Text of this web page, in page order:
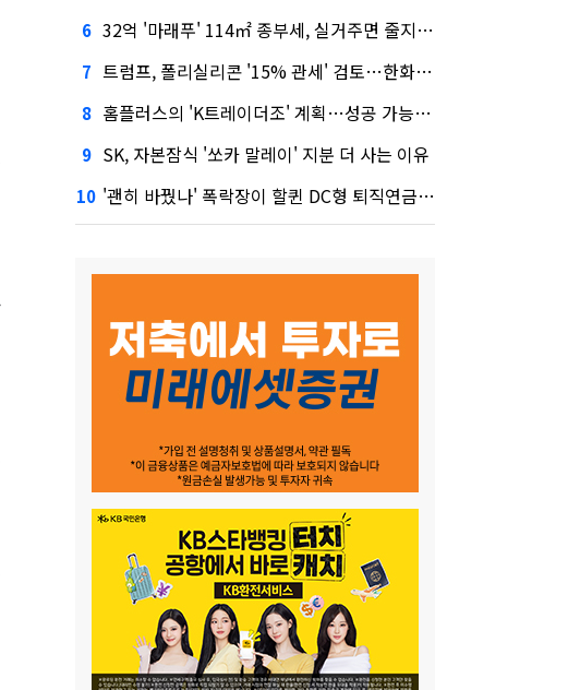
6 32억 '마래푸' 114㎡ 종부세, 실거주면 줄지만 안 살면 2.5배
7 트럼프, 폴리실리콘 '15% 관세' 검토…한화큐셀·OCI 영향은?
8 홈플러스의 'K트레이더조' 계획…성공 가능성은 '글쎄'
9 SK, 자본잠식 '쏘카 말레이' 지분 더 사는 이유
10 '괜히 바꿨나' 폭락장이 할퀸 DC형 퇴직연금…전문가 조언은